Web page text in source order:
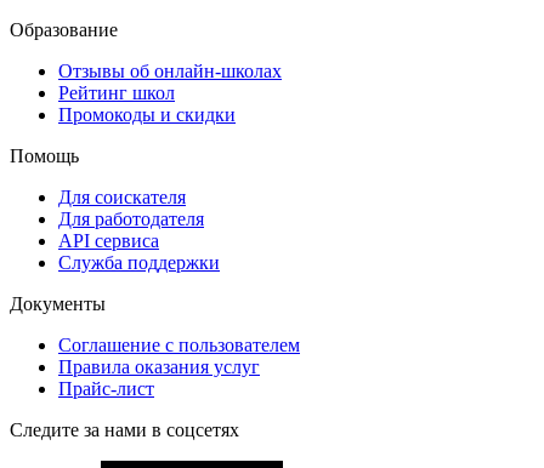
Образование
Отзывы об онлайн-школах
Рейтинг школ
Промокоды и скидки
Помощь
Для соискателя
Для работодателя
API сервиса
Служба поддержки
Документы
Соглашение с пользователем
Правила оказания услуг
Прайс-лист
Следите за нами в соцсетях